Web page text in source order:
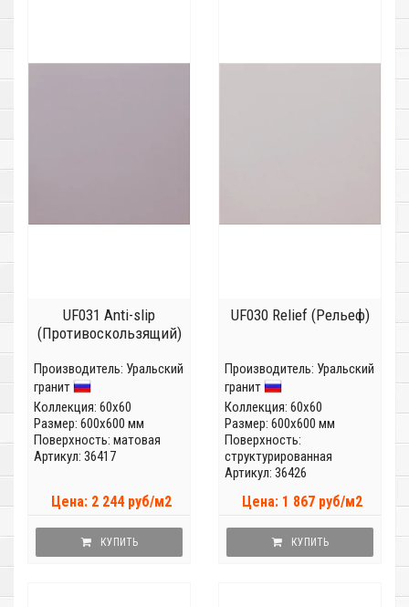
UF031 Anti-slip
(Противоскользящий)
Производитель: Уральский
гранит
Коллекция: 60x60
Размер: 600x600 мм
Поверхность: матовая
Артикул: 36417
Цена: 2 244 руб/м2
КУПИТЬ
UF030 Relief (Рельеф)
Производитель: Уральский
гранит
Коллекция: 60x60
Размер: 600x600 мм
Поверхность:
структурированная
Артикул: 36426
Цена: 1 867 руб/м2
КУПИТЬ